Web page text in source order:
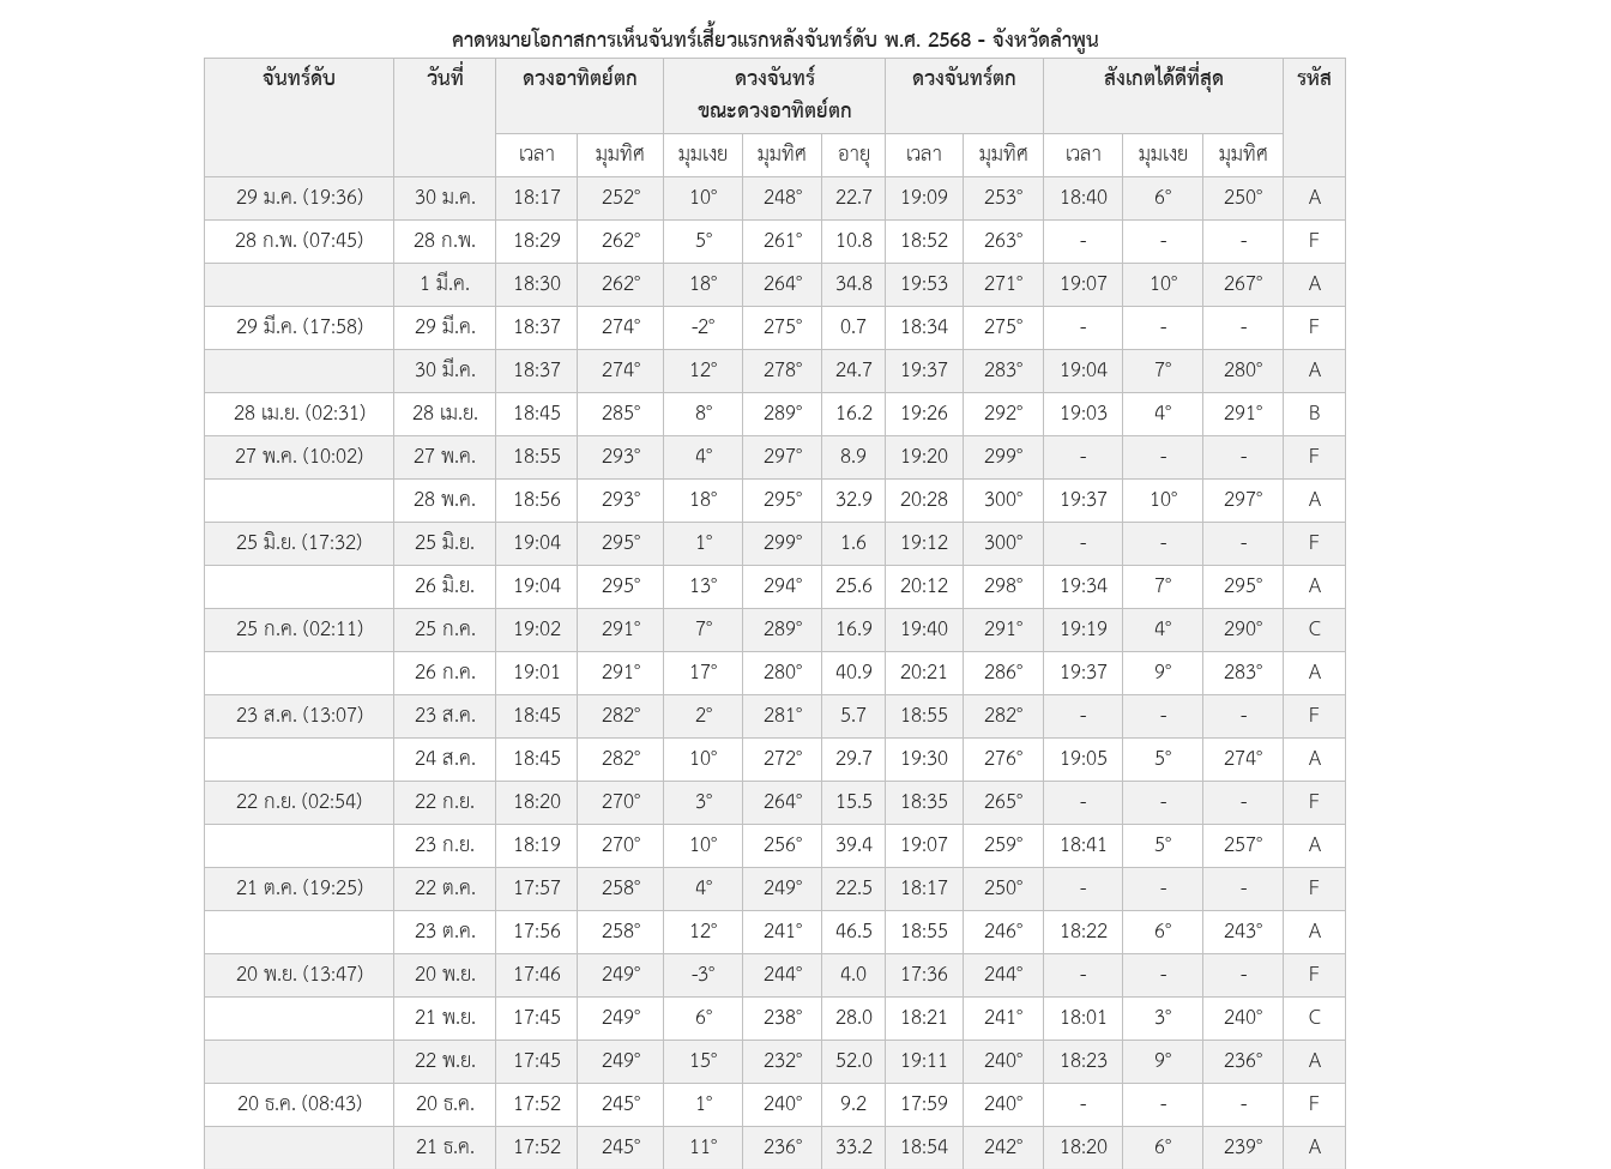
คาดหมายโอกาสการเห็นจันทร์เสี้ยวแรกหลังจันทร์ดับ พ.ศ. 2568 - จังหวัดลำพูน
จันทร์ดับ
วันที่ ดวงอาทิตย์ตก ดวงจันทร์
ขณะดวงอาทิตย์ตก
ดวงจันทร์ตก สังเกตได้ดีที่สุด
รหัส
เวลา
มุมทิศ มุมเงย มุมทิศ อายุ เวลา มุมทิศ เวลา มุมเงย
มุมทิศ
29 ม.ค. (19:36)
30 ม.ค. 18:17 252° 10° 248° 22.7 19:09 253° 18:40 6° 250°
A
28 ก.พ. (07:45)
28 ก.พ. 18:29 262° 5° 261° 10.8 18:52 263° - - -
F
1 มี.ค.
18:30 262° 18° 264° 34.8 19:53 271° 19:07 10° 267°
A
29 มี.ค. (17:58)
29 มี.ค. 18:37 274° -2° 275° 0.7 18:34 275° - - -
F
30 มี.ค.
18:37 274° 12° 278° 24.7 19:37 283° 19:04 7° 280°
A
28 เม.ย. (02:31)
28 เม.ย. 18:45 285° 8° 289° 16.2 19:26 292° 19:03 4° 291°
B
27 พ.ค. (10:02)
27 พ.ค. 18:55 293° 4° 297° 8.9 19:20 299° - - -
F
28 พ.ค.
18:56 293° 18° 295° 32.9 20:28 300° 19:37 10° 297°
A
25 มิ.ย. (17:32)
25 มิ.ย. 19:04 295° 1° 299° 1.6 19:12 300° - - -
F
26 มิ.ย.
19:04 295° 13° 294° 25.6 20:12 298° 19:34 7° 295°
A
25 ก.ค. (02:11)
25 ก.ค. 19:02 291° 7° 289° 16.9 19:40 291° 19:19 4° 290°
C
26 ก.ค.
19:01 291° 17° 280° 40.9 20:21 286° 19:37 9° 283°
A
23 ส.ค. (13:07)
23 ส.ค. 18:45 282° 2° 281° 5.7 18:55 282° - - -
F
24 ส.ค.
18:45 282° 10° 272° 29.7 19:30 276° 19:05 5° 274°
A
22 ก.ย. (02:54)
22 ก.ย. 18:20 270° 3° 264° 15.5 18:35 265° - - -
F
23 ก.ย.
18:19 270° 10° 256° 39.4 19:07 259° 18:41 5° 257°
A
21 ต.ค. (19:25)
22 ต.ค. 17:57 258° 4° 249° 22.5 18:17 250° - - -
F
23 ต.ค.
17:56 258° 12° 241° 46.5 18:55 246° 18:22 6° 243°
A
20 พ.ย. (13:47)
20 พ.ย. 17:46 249° -3° 244° 4.0 17:36 244° - - -
F
21 พ.ย.
17:45 249° 6° 238° 28.0 18:21 241° 18:01 3° 240°
C
22 พ.ย.
17:45 249° 15° 232° 52.0 19:11 240° 18:23 9° 236°
A
20 ธ.ค. (08:43)
20 ธ.ค. 17:52 245° 1° 240° 9.2 17:59 240° - - -
F
21 ธ.ค.
17:52 245° 11° 236° 33.2 18:54 242° 18:20 6° 239°
A